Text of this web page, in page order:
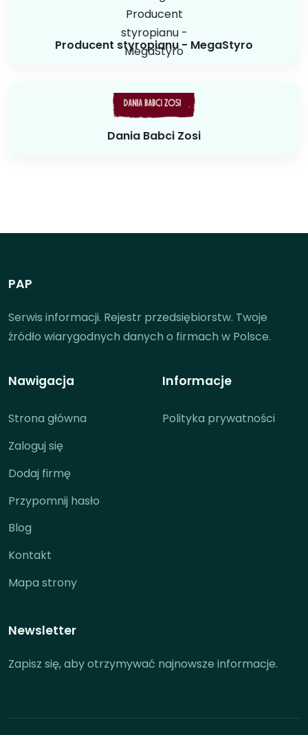
Producent styropianu - MegaStyro
Dania Babci Zosi
PAP
Serwis informacji. Rejestr przedsiębiorstw. Twoje
źródło wiarygodnych danych o firmach w Polsce.
Nawigacja
Strona główna
Zaloguj się
Dodaj firmę
Przypomnij hasło
Blog
Kontakt
Mapa strony
Informacje
Polityka prywatności
Newsletter
Zapisz się, aby otrzymywać najnowsze informacje.